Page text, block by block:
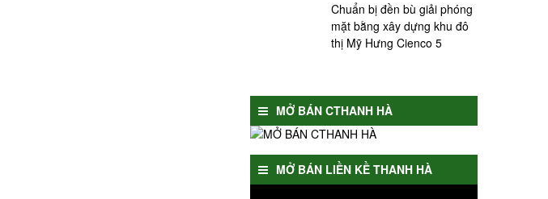
Chuẩn bị đền bù giải phóng
mặt bằng xây dựng khu đô
thị Mỹ Hưng Cienco 5
MỞ BÁN CTHANH HÀ
MỞ BÁN LIỀN KỀ THANH HÀ